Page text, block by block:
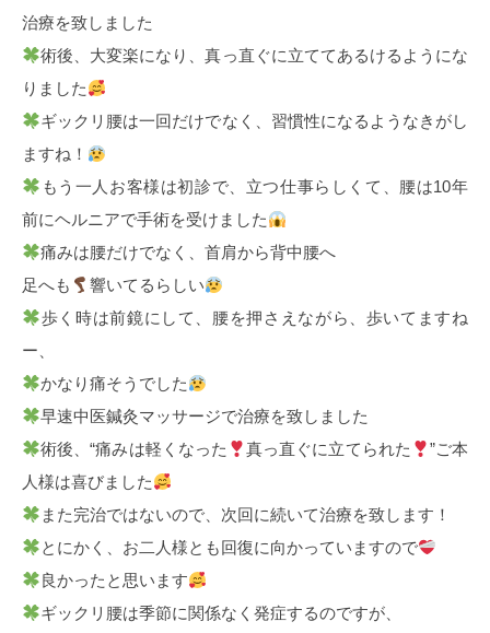
治療を致しました
術後、大変楽になり、真っ直ぐに立ててあるけるようにな
りました
ギックリ腰は一回だけでなく、習慣性になるようなきがし
ますね！
もう一人お客様は初診で、立つ仕事らしくて、腰は10年
前にヘルニアで手術を受けました
痛みは腰だけでなく、首肩から背中腰へ
足へも
響いてるらしい
歩く時は前鏡にして、腰を押さえながら、歩いてますね
ー、
かなり痛そうでした
早速中医鍼灸マッサージで治療を致しました
術後、“痛みは軽くなった
真っ直ぐに立てられた
”ご本
人様は喜びました
また完治ではないので、次回に続いて治療を致します！
とにかく、お二人様とも回復に向かっていますので
良かったと思います
ギックリ腰は季節に関係なく発症するのですが、